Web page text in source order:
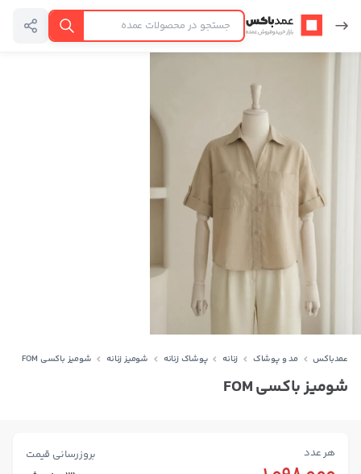
عمدباکس — بازگشت به صفحه اصلی
جستجو
عمدباکس مد و پوشاک زنانه پوشاک زنانه شومیز زنانه شومیز باکسی FOM
شومیز باکسی FOM
هر عدد بروزرسانی قیمت